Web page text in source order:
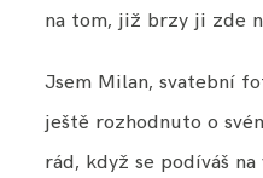
O
O
na tom, již brzy ji zde
Jsem Milan, svatební
ještě rozhodnuto o
rád, když se podíváš